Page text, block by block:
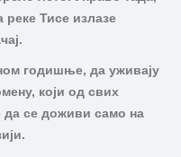
реке Тисе излазе
годишње, да уживају
који од свих
да се доживи само на